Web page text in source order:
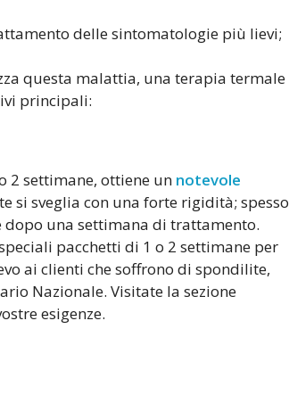
delle sintomatologie più lievi;
questa malattia, una terapia termale
principali:
2 settimane, ottiene un notevole
sveglia con una forte rigidità; spesso
una settimana di trattamento.
pacchetti di 1 o 2 settimane per
ai clienti che soffrono di spondilite,
Nazionale. Visitate la sezione
esigenze.